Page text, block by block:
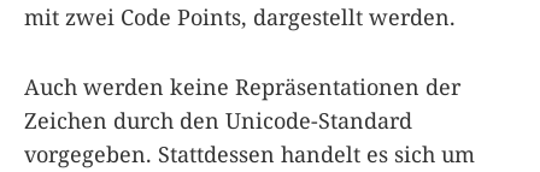
mit zwei Code Points, dargestellt werden.
Auch werden keine Repräsentationen der
Zeichen durch den Unicode-Standard
vorgegeben. Stattdessen handelt es sich um